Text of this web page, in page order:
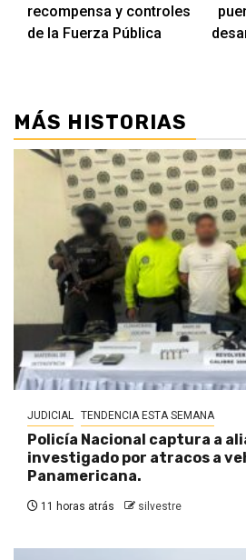
recompensa y controles
de la Fuerza Pública
MÁS HISTORIAS
JUDICIAL TENDENCIA ESTA SEMANA
Policía Nacional captura a
investigado por atracos a
Panamericana.
11 horas atrás silvestre